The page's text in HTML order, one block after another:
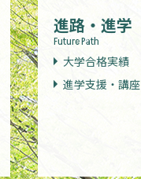
進路・進学
Future Path
大学合格実績
進学支援・講座